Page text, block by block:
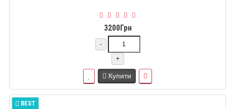
3200Грн
-
+
Купити
BEST